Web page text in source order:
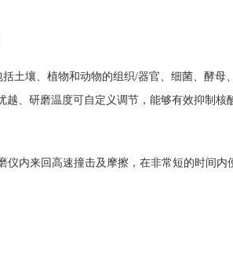
土壤、植物和动物的组织/器官、细菌、酵母
、研磨温度可自定义调节，能够有效抑制核
内来回高速撞击及摩擦，在非常短的时间内